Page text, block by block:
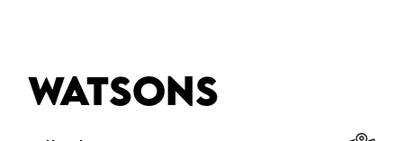
WATSONS